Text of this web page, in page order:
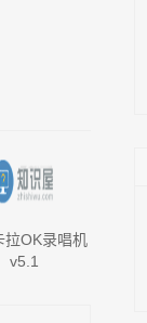
拉OK录唱机
v5.1